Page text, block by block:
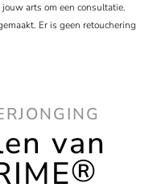
arts om een consultatie.
Er is geen retouchering
van
®